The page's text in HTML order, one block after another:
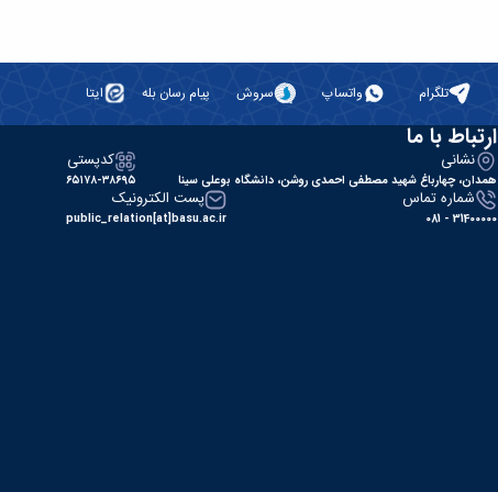
تلگرام واتساپ سروش پیام رسان بله ایتا
ارتباط با ما
نشانی
همدان، چهارباغ شهید مصطفی احمدی روشن، دانشگاه بوعلی سینا
کدپستی
۶۵۱۷۸-۳۸۶۹۵
شماره تماس
31400000 - 081
پست الکترونیک
public_relation[at]basu.ac.ir